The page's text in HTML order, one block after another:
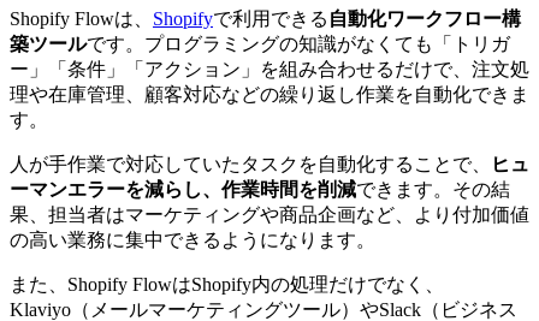
Shopify Flowは、 Shopifyで利用できる 自動化ワークフロー構
築ツールです。プログラミングの知識がなくても「トリガ
ー」「条件」「アクション」を組み合わせるだけで、注文処
理や在庫管理、顧客対応などの繰り返し作業を自動化できま
す。
人が手作業で対応していたタスクを自動化することで、
ヒュ
ーマンエラーを減らし、作業時間を削減できます。その結
果、担当者はマーケティングや商品企画など、より付加価値
の高い業務に集中できるようになります。
また、Shopify FlowはShopify内の処理だけでなく、
Klaviyo（メールマーケティングツール）やSlack（ビジネス